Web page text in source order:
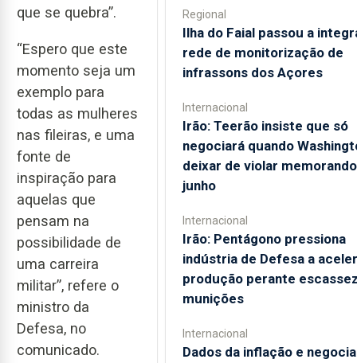
que se quebra”.
“Espero que este
momento seja um
exemplo para
todas as mulheres
nas fileiras, e uma
fonte de
inspiração para
aquelas que
pensam na
possibilidade de
uma carreira
militar”, refere o
ministro da
Defesa, no
comunicado.
Regional
Ilha do Faial passou a
rede de monitorização de
infrassons dos Açores
Internacional
Irão: Teerão insiste que só
negociará quando
deixar de violar
junho
Internacional
Irão: Pentágono pressiona
indústria de Defesa a
produção perante
munições
Internacional
Dados da inflação e